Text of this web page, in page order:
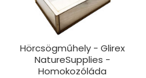
Hörcsögműhely - Glirex
NatureSupplies -
Homokozóláda